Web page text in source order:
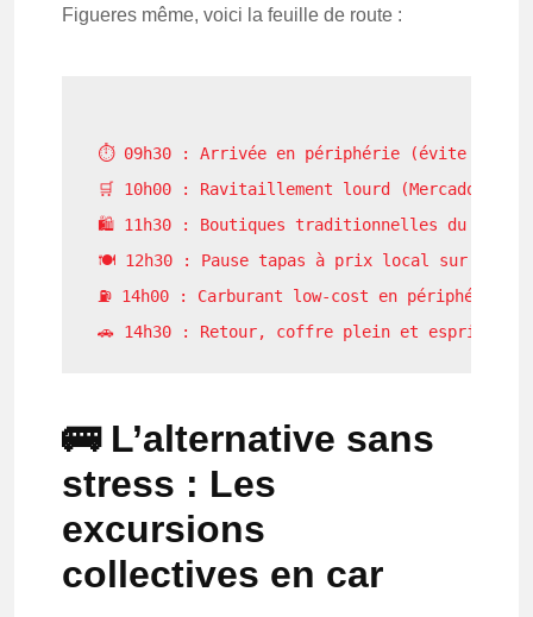
Figueres même, voici la feuille de route :
⏱️ 09h30 : Arrivée en périphérie (évite les
🛒 10h00 : Ravitaillement lourd (Mercadona
🛍️ 11h30 : Boutiques traditionnelles du
🍽️ 12h30 : Pause tapas à prix local sur la
⛽ 14h00 : Carburant low-cost en périphérie
🚌 L’alternative sans
stress : Les
excursions
collectives en car